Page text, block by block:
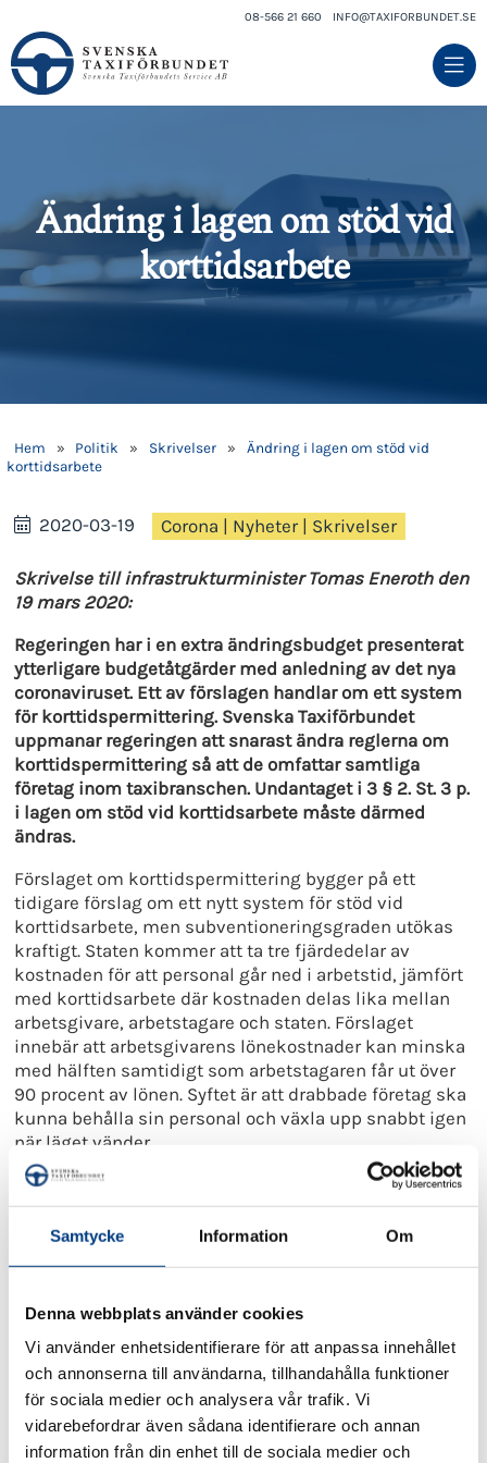
Samtycke Information Om
Denna webbplats använder cookies
Vi använder enhetsidentifierare för att anpassa innehållet
och annonserna till användarna, tillhandahålla funktioner
för sociala medier och analysera vår trafik. Vi
vidarebefordrar även sådana identifierare och annan
information från din enhet till de sociala medier och
08-566 21 660 INFO@TAXIFORBUNDET.SE
Ändring i lagen om stöd vid
korttidsarbete
Hem » Politik » Skrivelser »
Ändring i lagen om stöd vid
korttidsarbete
2020-03-19 Corona | Nyheter| Skrivelser
Skrivelse till infrastrukturminister Tomas Eneroth den
19 mars 2020:
Regeringen har i en extra ändringsbudget presenterat
ytterligare budgetåtgärder med anledning av det nya
coronaviruset. Ett av förslagen handlar om ett system
för korttidspermittering. Svenska Taxiförbundet
uppmanar regeringen att snarast ändra reglerna om
korttidspermittering så att de omfattar samtliga
företag inom taxibranschen. Undantaget i 3 § 2. St. 3 p.
i lagen om stöd vid korttidsarbete måste därmed
ändras.
Förslaget om korttidspermittering bygger på ett
tidigare förslag om ett nytt system för stöd vid
korttidsarbete, men subventioneringsgraden utökas
kraftigt. Staten kommer att ta tre fjärdedelar av
kostnaden för att personal går ned i arbetstid, jämfört
med korttidsarbete där kostnaden delas lika mellan
arbetsgivare, arbetstagare och staten. Förslaget
innebär att arbetsgivarens lönekostnader kan minska
med hälften samtidigt som arbetstagaren får ut över
90 procent av lönen. Syftet är att drabbade företag ska
kunna behålla sin personal och växla upp snabbt igen
när läget vänder.
Svenska Taxiförbundet bedömer att denna åtgärd kan
göra en skillnad även för utsatta företag inom
taxibranschen. Där skapas dock ett problem då lag om
verksamhet som huvudsakligen är finansierad av
allmänna medel och där det enligt en offentligrättslig
reglering ankommer på det allmänna att
tillhandahålla verksamheten”.
Den svenska taxinäringens omsättning utgår till ca.
hälften av intäkter från offentligt upphandlade